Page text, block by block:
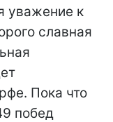
уважение к
славная
Пока что
побед